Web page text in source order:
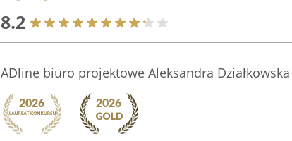
8.2
ADline biuro projektowe Aleksandra Działkowska